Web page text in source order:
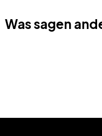
Was sagen